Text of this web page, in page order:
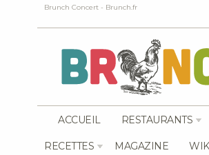
Brunch Concert - Brunch.fr
ACCUEIL RESTAURANTS
RECETTES MAGAZINE